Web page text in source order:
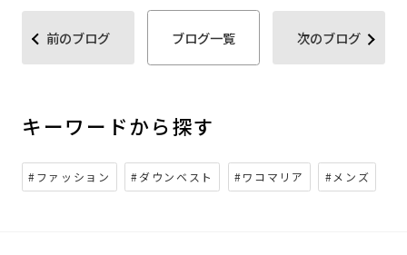
前のブログ ブログ一覧 次のブログ
キーワードから探す
#ファッション #ダウンベスト #ワコマリア #メンズ